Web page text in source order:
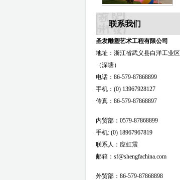
联系我们
圣发雕塑艺术工程有限公司
地址：浙江省武义县白洋工业区
（深塘）
电话：86-579-87868899
手机：(0) 13967928127
传真：86-579-87868897
内贸部：0579-87868899
手机: (0) 18967967819
联系人：应虹震
邮箱：sf@shengfachina.com
外贸部：86-579-87868898